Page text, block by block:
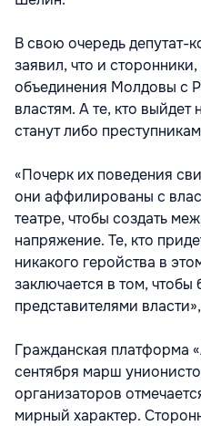
В свою очередь депутат-
заявил, что и
объединения Молдовы с
властям. А те, кто выйдет
станут либо
«Почерк их поведения
они аффилированы с
театре, чтобы создать
напряжение. Те, кто
никакого геройства в
заключается в том,
представителями
Гражданская платформа
сентября марш
организаторов
мирный характер.